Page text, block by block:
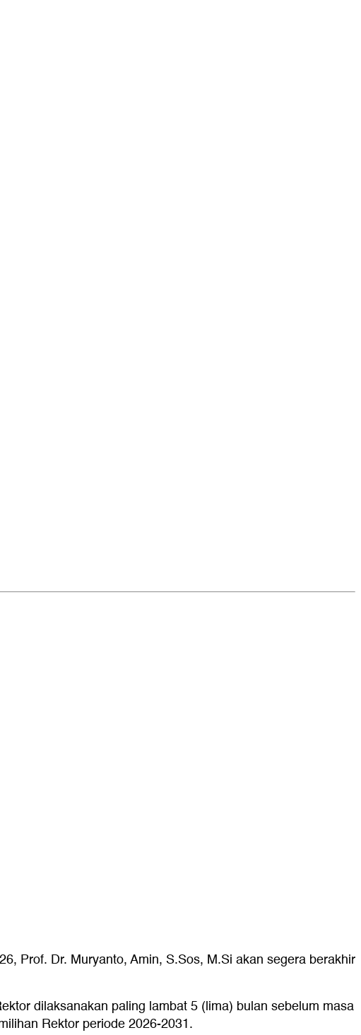
Prof. Dr. Muryanto, Amin, S.Sos, M.Si akan segera berakhir
dilaksanakan paling lambat 5 (lima) bulan sebelum masa
Rektor periode 2026-2031.